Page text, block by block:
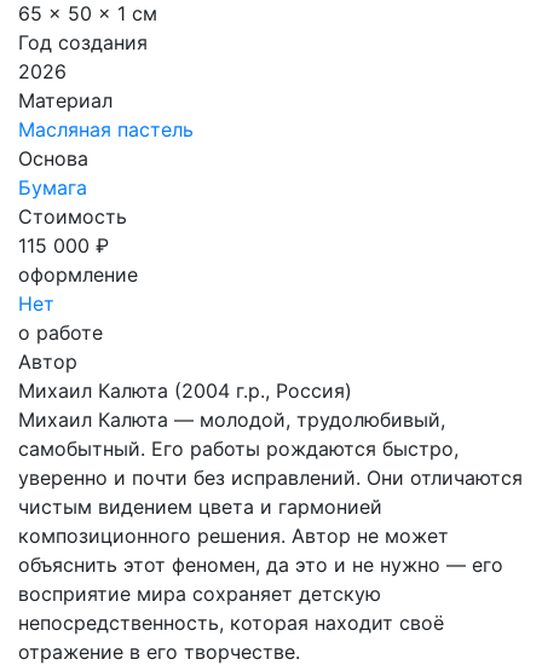
65 x 50 x 1 см
Год создания
2026
Материал
Масляная пастель
Основа
Бумага
Стоимость
115 000 ₽
оформление
Нет
о работе
Автор
Михаил Калюта (2004 г.р., Россия)
Михаил Калюта — молодой, трудолюбивый,
самобытный. Его работы рождаются быстро,
уверенно и почти без исправлений. Они отличаются
чистым видением цвета и гармонией
композиционного решения. Автор не может
объяснить этот феномен, да это и не нужно — его
восприятие мира сохраняет детскую
непосредственность, которая находит своё
отражение в его творчестве.